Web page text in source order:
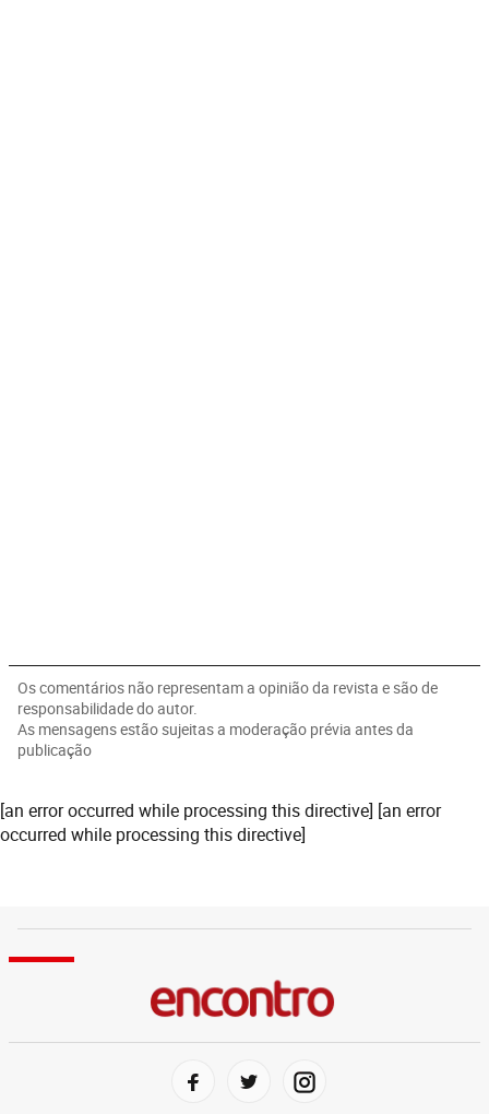
Os comentários não representam a opinião da revista e são de
responsabilidade do autor.
As mensagens estão sujeitas a moderação prévia antes da
publicação
[an error occurred while processing this directive] [an error
occurred while processing this directive]